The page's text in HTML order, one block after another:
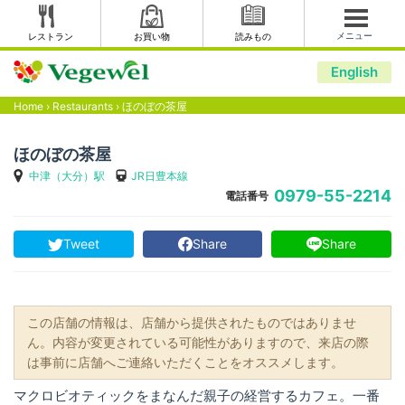
レストラン お買い物 読みもの メニュー
English
Home › Restaurants › ほのぼの茶屋
ほのぼの茶屋
中津（大分）駅
JR日豊本線
電話番号 0979-55-2214
Tweet Share Share
この店舗の情報は、店舗から提供されたものではありませ
ん。内容が変更されている可能性がありますので、来店の際
は事前に店舗へご連絡いただくことをオススメします。
マクロビオティックをまなんだ親子の経営するカフェ。一番